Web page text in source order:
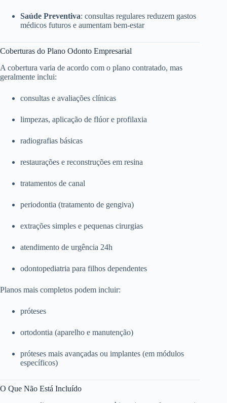
Saúde Preventiva: consultas regulares reduzem gastos
médicos futuros e aumentam bem-estar
Coberturas do Plano Odonto Empresarial
A cobertura varia de acordo com o plano contratado, mas
geralmente inclui:
consultas e avaliações clínicas
limpezas, aplicação de flúor e profilaxia
radiografias básicas
restaurações e reconstruções em resina
tratamentos de canal
periodontia (tratamento de gengiva)
extrações simples e pequenas cirurgias
atendimento de urgência 24h
odontopediatria para filhos dependentes
Planos mais completos podem incluir:
próteses
ortodontia (aparelho e manutenção)
próteses mais avançadas ou implantes (em módulos
específicos)
O Que Não Está Incluído